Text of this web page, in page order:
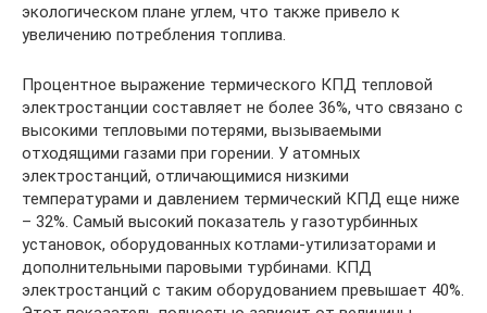
экологическом плане углем, что также привело к
увеличению потребления топлива.
Процентное выражение термического КПД тепловой
электростанции составляет не более 36%, что связано с
высокими тепловыми потерями, вызываемыми
отходящими газами при горении. У атомных
электростанций, отличающимися низкими
температурами и давлением термический КПД еще ниже
– 32%. Самый высокий показатель у газотурбинных
установок, оборудованных котлами-утилизаторами и
дополнительными паровыми турбинами. КПД
электростанций с таким оборудованием превышает 40%.